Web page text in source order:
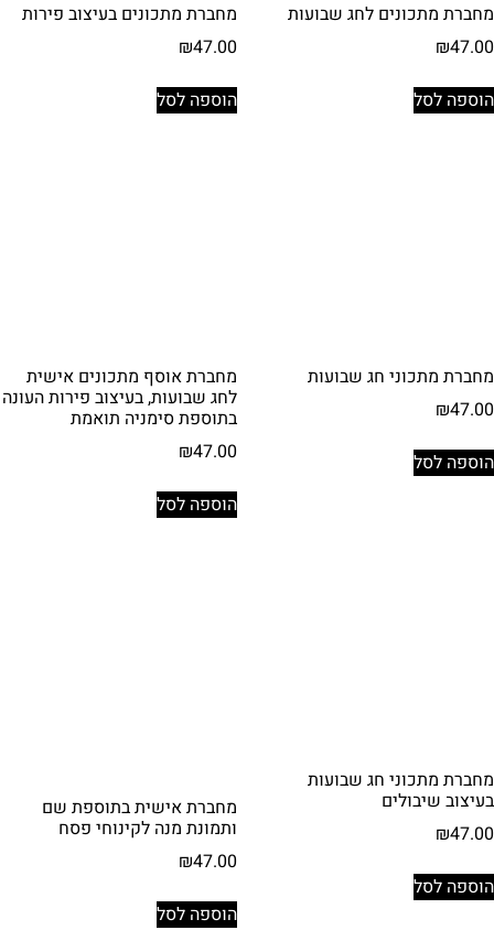
מחברת מתכונים לחג שבועות
₪47.00
הוספה לסל
מחברת מתכונים בעיצוב פירות
₪47.00
הוספה לסל
מחברת מתכוני חג שבועות
₪47.00
הוספה לסל
מחברת אוסף מתכונים אישית
לחג שבועות, בעיצוב פירות העונה
בתוספת סימניה תואמת
₪47.00
הוספה לסל
מחברת מתכוני חג שבועות
בעיצוב שיבולים
₪47.00
הוספה לסל
מחברת אישית בתוספת שם
ותמונת מנה לקינוחי פסח
₪47.00
הוספה לסל